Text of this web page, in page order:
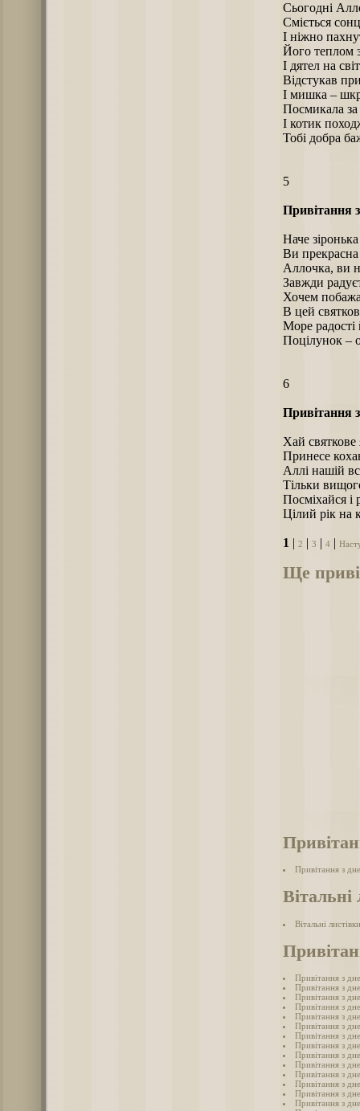
Сьогодні
Сміється
І ніжно
Його теплом
І дятел на
Відстукав
І мишка –
Посмикала
І котик
Тобі добра
5
Привітання
Наче
Ви прекрасна
Аллочка, ви
Завжди
Хочем
В цей
Море радості
Поцілунок –
6
Привітання
Хай святкове
Принесе
Аллі нашій
Тільки
Посміхайся і
Цілий рік на
1 2 3 4
Ще
Привітання з
Вітальні
Вітальні
Привітання з
Привітання з
Привітання з
Привітання з
Привітання з
Привітання з
Привітання з
Привітання з
Привітання з
Привітання з
Привітання з
Привітання з
Привітання з
Привітання з